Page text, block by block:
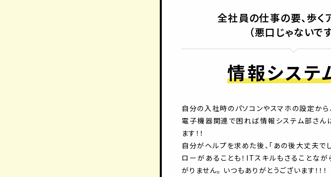
全社員の仕事の要、歩く
（悪口じゃないです
情報システ
自分の入社時のパソコンやスマホの設定から
電子機器関連で困れば情報システム部さん
ます！！
自分がヘルプを求めた後、「あの後大丈夫で
ローがあることも！ITスキルもさることな
がりません。 いつもありがとうございます！！！